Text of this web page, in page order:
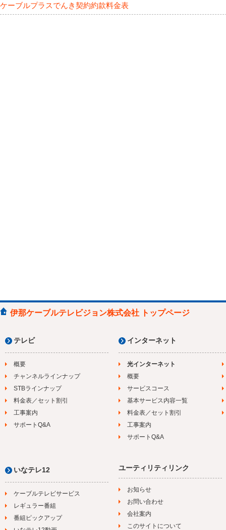
ケーブルプラスでんき契約約款料金表
伊那ケーブルテレビジョン株式会社 トップページ
テレビ
概要
チャンネルラインナップ
STBラインナップ
料金表／セット割引
工事案内
サポートQ&A
インターネット
光インターネット
概要
サービスコース
基本サービス内容一覧
料金表／セット割引
工事案内
サポートQ&A
いなテレ12
ケーブルテレビサービス
レギュラー番組
番組ピックアップ
ユーティリティリンク
お知らせ
お問い合わせ
会社案内
このサイトについて